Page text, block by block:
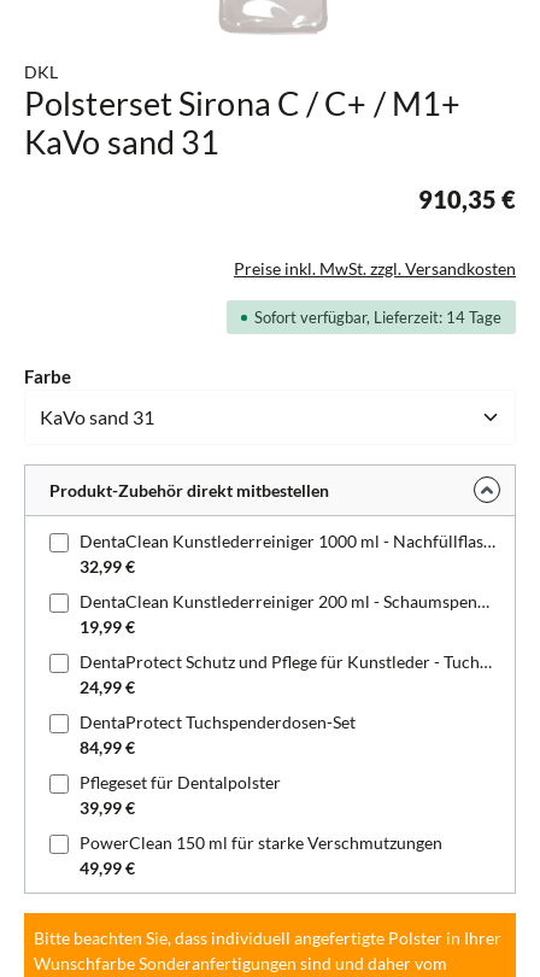
DKL
Polsterset Sirona C / C+ / M1+
KaVo sand 31
910,35 €
Preise inkl. MwSt. zzgl. Versandkosten
Sofort verfügbar, Lieferzeit: 14 Tage
Farbeauswählen
Produkt-Zubehör direkt mitbestellen
DentaClean Kunstlederreiniger 1000 ml - Nachfüllflasche
32,99 €
DentaClean Kunstlederreiniger 200 ml - Schaumspenderflasche
19,99 €
DentaProtect Schutz und Pflege für Kunstleder - Tuchspenderdose
24,99 €
DentaProtect Tuchspenderdosen-Set
84,99 €
Pflegeset für Dentalpolster
39,99 €
PowerClean 150 ml für starke Verschmutzungen
49,99 €
Bitte beachten Sie, dass individuell angefertigte Polster in Ihrer
Wunschfarbe Sonderanfertigungen sind und daher vom